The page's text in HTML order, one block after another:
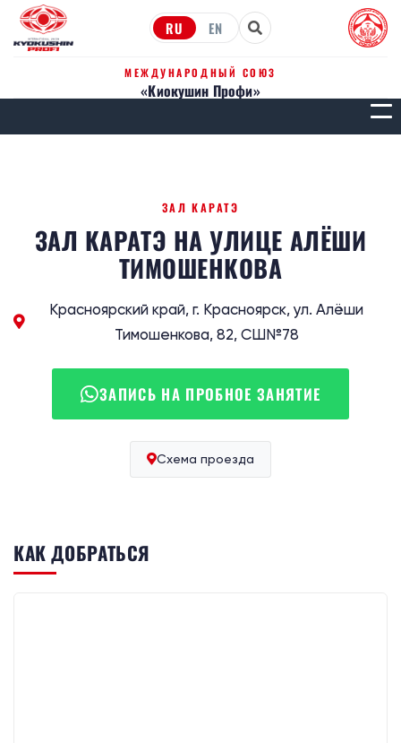
RU EN
МЕЖДУНАРОДНЫЙ СОЮЗ
«Киокушин Профи»
ЗАЛ КАРАТЭ
ЗАЛ КАРАТЭ НА УЛИЦЕ АЛЁШИ
ТИМОШЕНКОВА
Красноярский край, г. Красноярск, ул. Алёши
Тимошенкова, 82, СШ№78
ЗАПИСЬ НА ПРОБНОЕ ЗАНЯТИЕ
Схема проезда
КАК ДОБРАТЬСЯ